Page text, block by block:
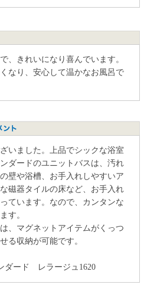
、きれいになり喜んでいます。
なり、安心して温かなお風呂で
いました。上品でシックな浴室
ダードのユニットバスは、汚れ
壁や浴槽、お手入れしやすいア
磁器タイルの床など、お手入れ
ています。なので、カンタンな
す。
、マグネットアイテムがくっつ
る収納が可能です。
ダード レラージュ1620